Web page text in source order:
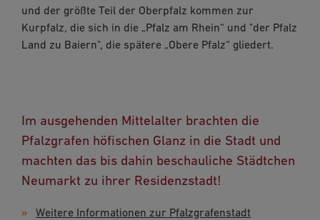
und der größte Teil der Oberpfalz kommen zur
Kurpfalz, die sich in die „Pfalz am Rhein“ und "der Pfalz
Land zu Baiern", die spätere „Obere Pfalz“ gliedert.
Im ausgehenden Mittelalter brachten die
Pfalzgrafen höfischen Glanz in die Stadt und
machten das bis dahin beschauliche Städtchen
Neumarkt zu ihrer Residenzstadt!
Weitere Informationen zur Pfalzgrafenstadt